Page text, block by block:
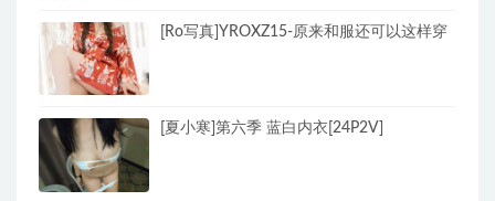
[Ro写真]YROXZ15-原来和服还可以这样穿
[夏小寒]第六季 蓝白内衣[24P2V]